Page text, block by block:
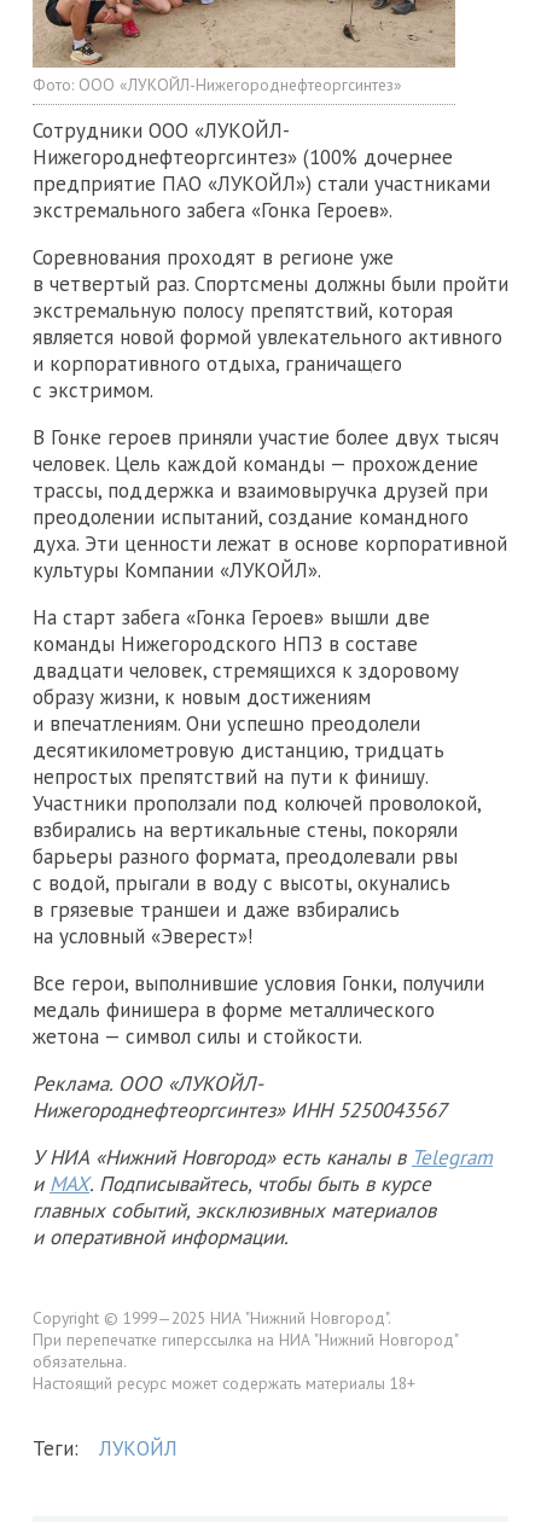
Фото: ООО «ЛУКОЙЛ-Нижегороднефтеоргсинтез»
Сотрудники ООО «ЛУКОЙЛ-
Нижегороднефтеоргсинтез» (100% дочернее
предприятие ПАО «ЛУКОЙЛ») стали участниками
экстремального забега «Гонка Героев».
Соревнования проходят в регионе уже
в четвертый раз. Спортсмены должны были пройти
экстремальную полосу препятствий, которая
является новой формой увлекательного активного
и корпоративного отдыха, граничащего
с экстримом.
В Гонке героев приняли участие более двух тысяч
человек. Цель каждой команды — прохождение
трассы, поддержка и взаимовыручка друзей при
преодолении испытаний, создание командного
духа. Эти ценности лежат в основе корпоративной
культуры Компании «ЛУКОЙЛ».
На старт забега «Гонка Героев» вышли две
команды Нижегородского НПЗ в составе
двадцати человек, стремящихся к здоровому
образу жизни, к новым достижениям
и впечатлениям. Они успешно преодолели
десятикилометровую дистанцию, тридцать
непростых препятствий на пути к финишу.
Участники проползали под колючей проволокой,
взбирались на вертикальные стены, покоряли
барьеры разного формата, преодолевали рвы
с водой, прыгали в воду с высоты, окунались
в грязевые траншеи и даже взбирались
на условный «Эверест»!
Все герои, выполнившие условия Гонки, получили
медаль финишера в форме металлического
жетона — символ силы и стойкости.
Реклама. ООО «ЛУКОЙЛ-
Нижегороднефтеоргсинтез» ИНН 5250043567
У НИА «Нижний Новгород» есть каналы в Telegram
и MAX. Подписывайтесь, чтобы быть в курсе
главных событий, эксклюзивных материалов
и оперативной информации.
Copyright © 1999—2025 НИА "Нижний Новгород".
При перепечатке гиперссылка на НИА "Нижний Новгород"
обязательна.
Настоящий ресурс может содержать материалы 18+
Теги: ЛУКОЙЛ